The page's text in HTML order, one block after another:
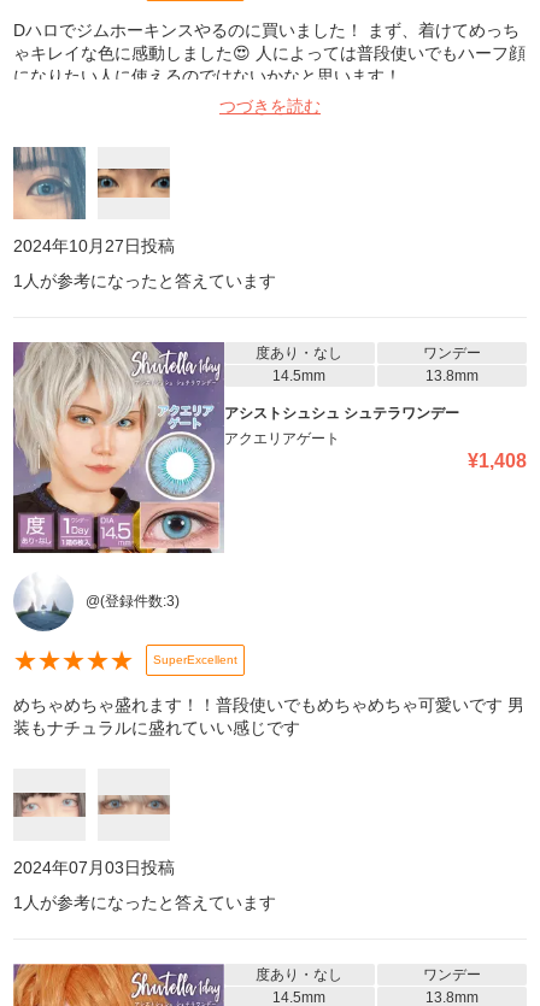
Dハロでジムホーキンスやるのに買いました！ まず、着けてめっち
ゃキレイな色に感動しました😍 人によっては普段使いでもハーフ顔
になりたい人に使えるのではないかなと思います！
つづきを読む
2024年10月27日投稿
1 人が参考になったと答えています
度あり・なし
ワンデー
14.5mm
13.8mm
アシストシュシュ シュテラワンデー
アクエリアゲート
¥1,408
@(登録件数:3)
★★★★★ SuperExcellent
めちゃめちゃ盛れます！！普段使いでもめちゃめちゃ可愛いです 男
装もナチュラルに盛れていい感じです
2024年07月03日投稿
1 人が参考になったと答えています
度あり・なし
ワンデー
14.5mm
13.8mm